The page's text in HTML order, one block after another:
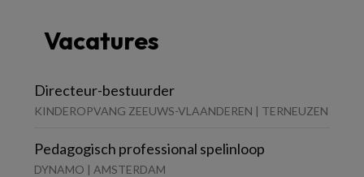
Vacatures
Directeur-bestuurder
KINDEROPVANG ZEEUWS-VLAANDEREN | TERNEUZEN
Pedagogisch professional spelinloop
DYNAMO | AMSTERDAM